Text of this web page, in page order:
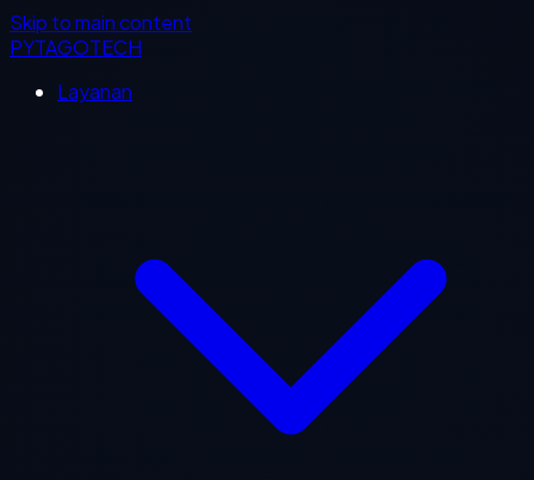
Skip to main content
PYTAGOTECH
Layanan